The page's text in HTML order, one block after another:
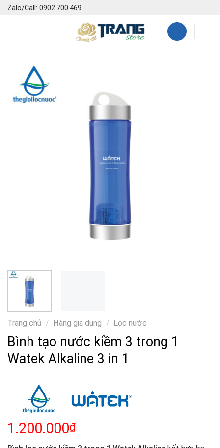
SkipZalo/Call: 0902.700.469
Trang chủ / Hàng gia dụng / Lọc nước
Bình tạo nước kiềm 3 trong 1
Watek Alkaline 3 in 1
1.200.000₫